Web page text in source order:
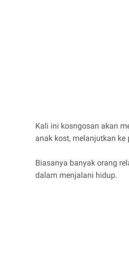
Kali ini kosngosan akan
anak kost, melanjutkan
Biasanya banyak orang
dalam menjalani hidup.